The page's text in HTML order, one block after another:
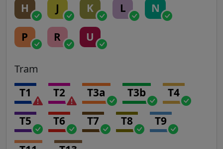
H J K L N
P R U
Tram
T1 T2 T3a T3b T4
T5 T6 T7 T8 T9